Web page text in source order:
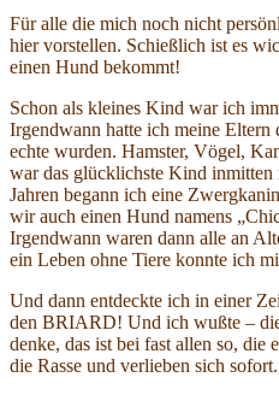
Für alle die mich noch nicht
hier vorstellen. Schießlich ist es
einen Hund bekommt!
Schon als kleines Kind war ich
Irgendwann hatte ich meine Eltern
echte wurden. Hamster, Vögel,
war das glücklichste Kind
Jahren begann ich eine
wir auch einen Hund namens
Irgendwann waren dann alle an
ein Leben ohne Tiere konnte ich
Und dann entdeckte ich in einer
den BRIARD! Und ich wußte –
denke, das ist bei fast allen so, die
die Rasse und verlieben sich sofort.